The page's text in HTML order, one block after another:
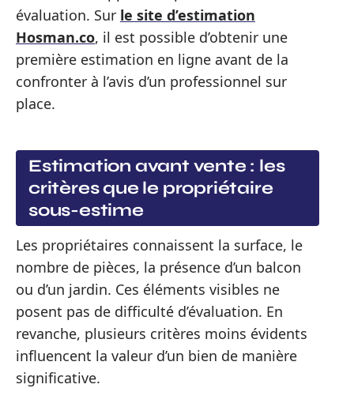
évaluation. Sur le site d’estimation
Hosman.co, il est possible d’obtenir une
première estimation en ligne avant de la
confronter à l’avis d’un professionnel sur
place.
Estimation avant vente : les
critères que le propriétaire
sous-estime
Les propriétaires connaissent la surface, le
nombre de pièces, la présence d’un balcon
ou d’un jardin. Ces éléments visibles ne
posent pas de difficulté d’évaluation. En
revanche, plusieurs critères moins évidents
influencent la valeur d’un bien de manière
significative.